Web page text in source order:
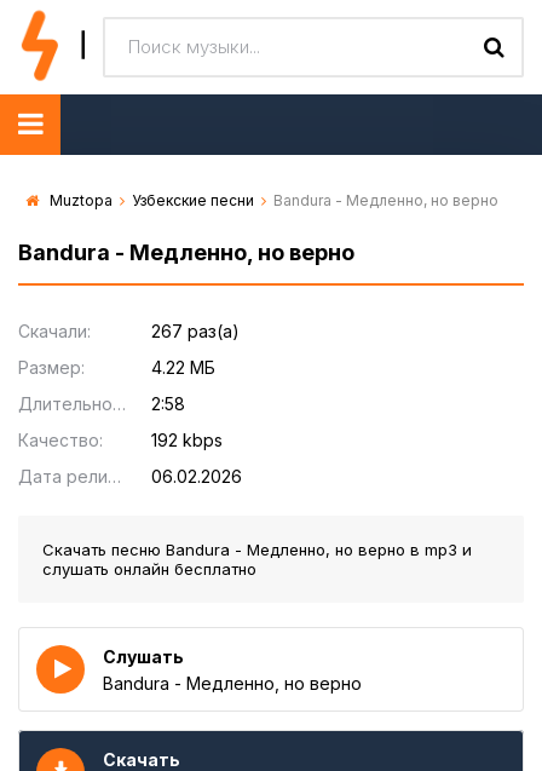
Muztopa Узбекские песни Bandura - Медленно, но верно
Bandura - Медленно, но верно
Скачали:
267 раз(а)
Размер:
4.22 МБ
Длительность:
2:58
Качество:
192 kbps
Дата релиза:
06.02.2026
Скачать песню Bandura - Медленно, но верно в mp3 и
слушать онлайн бесплатно
Слушать
Bandura - Медленно, но верно
Скачать